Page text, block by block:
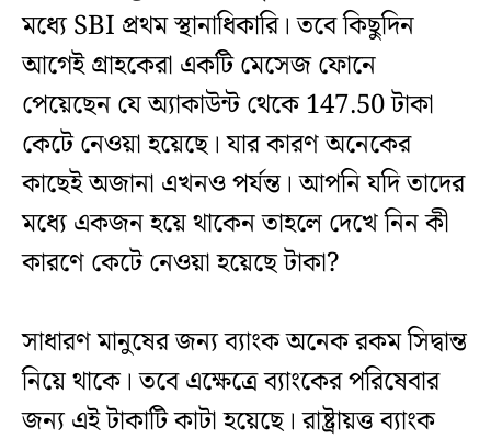
মধ্যে SBI প্রথম স্থানাধিকারি। তবে কিছুদিন
আগেই গ্রাহকেরা একটি মেসেজ ফোনে
পেয়েছেন যে অ্যাকাউন্ট থেকে 147.50 টাকা
কেটে নেওয়া হয়েছে। যার কারণ অনেকের
কাছেই অজানা এখনও পর্যন্ত। আপনি যদি তাদের
মধ্যে একজন হয়ে থাকেন তাহলে দেখে নিন কী
কারণে কেটে নেওয়া হয়েছে টাকা?
সাধারণ মানুষের জন্য ব্যাংক অনেক রকম সিদ্বান্ত
নিয়ে থাকে। তবে এক্ষেত্রে ব্যাংকের পরিষেবার
জন্য এই টাকাটি কাটা হয়েছে। রাষ্ট্রায়ত্ত ব্যাংক